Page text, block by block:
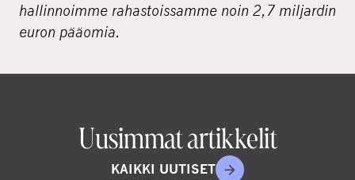
hallinnoimme rahastoissamme noin 2,7 miljardin
euron pääomia.
Uusimmat artikkelit
KAIKKI UUTISET